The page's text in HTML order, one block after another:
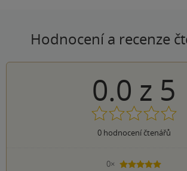
Hodnocení a recenze
0.0 z 5
0hodnocení čtenářů
0×
5 hvězdiček